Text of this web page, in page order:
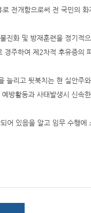
전개함으로써 전 국민의
진화 및 방재훈련을 정기적
주하여 제2차적 후유증의
늘리고 뒷북치는 현 실안주
방활동과 사태발생시 신속
어 있음을 알고 임무 수행에